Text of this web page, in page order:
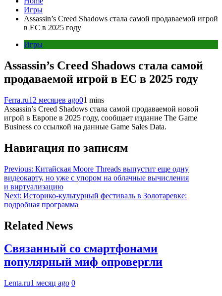
Игры
Assassin’s Creed Shadows стала самой продаваемой игрой
в ЕС в 2025 году
Игры
Assassin’s Creed Shadows стала самой
продаваемой игрой в ЕС в 2025 году
Ferra.ru12 месяцев ago01 mins
Assassin’s Creed Shadows стала самой продаваемой новой
игрой в Европе в 2025 году, сообщает издание The Game
Business со ссылкой на данные Game Sales Data.
Навигация по записям
Previous: Китайская Moore Threads выпустит еще одну
видеокарту, но уже с упором на облачные вычисления
и виртуализацию
Next: Историко-культурный фестиваль в Золотаревке:
подробная программа
Related News
Связанный со смартфонами
популярный миф опровергли
Lenta.ru1 месяц ago 0